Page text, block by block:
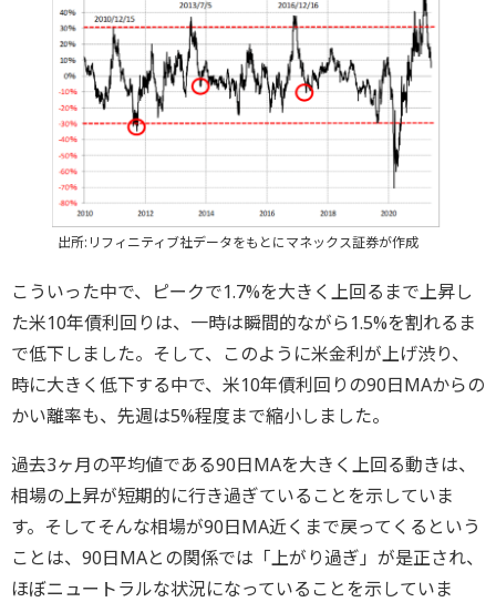
出所:リフィニティブ社データをもとにマネックス証券が作成
こういった中で、ピークで1.7%を大きく上回るまで上昇し
た米10年債利回りは、一時は瞬間的ながら1.5%を割れるま
で低下しました。そして、このように米金利が上げ渋り、
時に大きく低下する中で、米10年債利回りの90日MAからの
かい離率も、先週は5%程度まで縮小しました。
過去3ヶ月の平均値である90日MAを大きく上回る動きは、
相場の上昇が短期的に行き過ぎていることを示していま
す。そしてそんな相場が90日MA近くまで戻ってくるという
ことは、90日MAとの関係では「上がり過ぎ」が是正され、
ほぼニュートラルな状況になっていることを示していま